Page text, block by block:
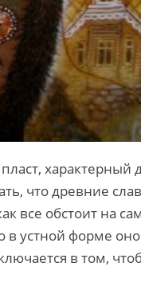
что древние
все обстоит на
устной форме
в том,